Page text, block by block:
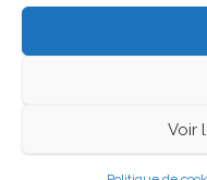
Voir
Fièrement